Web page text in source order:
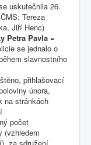
uskutečnila 26.
Tereza
Jiří Henc)
Petra Pavla =
se jednalo o
slavnostního
přihlašovací
února,
na stránkách
počet
(vzhledem